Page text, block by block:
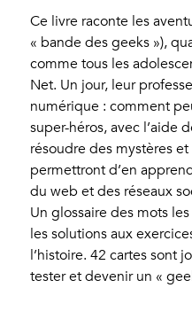
Ce livre raconte les
« bande des geeks »),
comme tous les
Net. Un jour, leur
numérique : comment
super-héros, avec l’aide
résoudre des mystères
permettront d’en
du web et des réseaux
Un glossaire des mots
les solutions aux
l’histoire. 42 cartes sont
tester et devenir un «